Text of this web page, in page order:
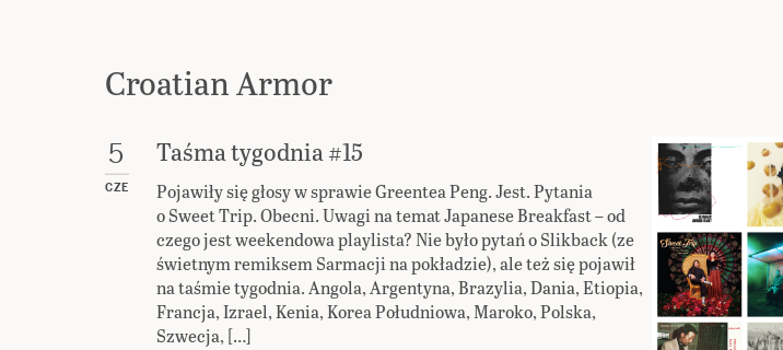
Croatian Armor
5
CZE
Taśma tygodnia #15
Pojawiły się głosy w sprawie Greentea Peng. Jest. Pytania
o Sweet Trip. Obecni. Uwagi na temat Japanese Breakfast – od
czego jest weekendowa playlista? Nie było pytań o Slikback (ze
świetnym remiksem Sarmacji na pokładzie), ale też się pojawił
na taśmie tygodnia. Angola, Argentyna, Brazylia, Dania, Etiopia,
Francja, Izrael, Kenia, Korea Południowa, Maroko, Polska,
Szwecja, […]